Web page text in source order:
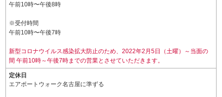
午前10時〜午後8時
※受付時間
午前10時〜午後7時
新型コロナウイルス感染拡大防止のため、2022年2月5日（土曜）～当面の
間 午前10時～午後7時までの営業とさせていただきます。
定休日
エアポートウォーク名古屋に準ずる